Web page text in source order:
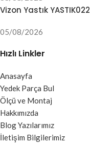
Vizon Yastık YASTIK022
05/08/2026
Hızlı Linkler
Anasayfa
Yedek Parça Bul
Ölçü ve Montaj
Hakkımızda
Blog Yazılarımız
İletişim Bilgilerimiz